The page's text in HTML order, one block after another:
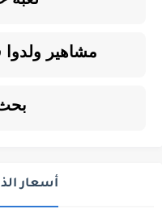
مشاهير
بحث
أسعار